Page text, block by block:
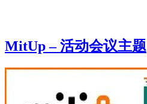
MitUp – 活动会议主题